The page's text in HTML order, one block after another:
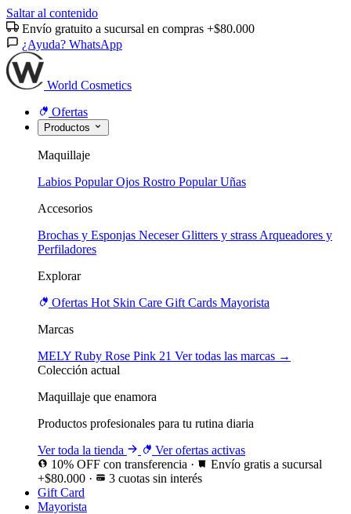
Saltar al contenido
Envío gratuito a sucursal en compras +$80.000
¿Ayuda? WhatsApp
World Cosmetics
Ofertas
Productos
Maquillaje
Labios Popular Ojos Rostro Popular Uñas
Accesorios
Brochas y Esponjas NeceserGlitters y strass Arqueadores y
Perfiladores
Explorar
Ofertas Hot Skin Care Gift Cards Mayorista
Marcas
MELY Ruby Rose Pink 21 Ver todas las marcas →
Colección actual
Maquillaje que enamora
Productos profesionales para tu rutina diaria
Ver toda la tienda
Ver ofertas activas
10% OFF con transferencia ·
Envío gratis a sucursal
+$80.000 ·
3 cuotas sin interés
Gift Card
Mayorista